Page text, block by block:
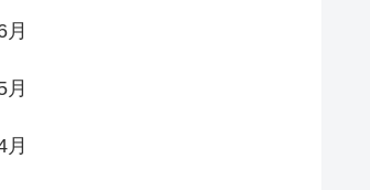
月
月
月